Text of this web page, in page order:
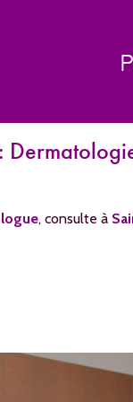
, consulte à